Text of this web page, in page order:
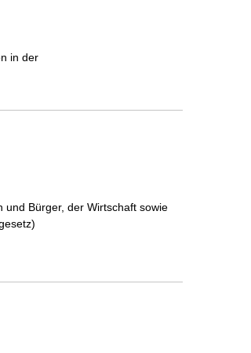
in der
und Bürger, der Wirtschaft sowie